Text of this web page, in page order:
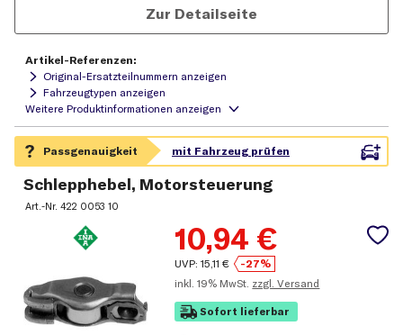
Zur Detailseite
Artikel-Referenzen:
Original-Ersatzteilnummern anzeigen
Fahrzeugtypen anzeigen
Schlepphebel, Motorsteuerung
Art.-Nr.422 0053 10
10,94 €
UVP:15,11 €
-27%
inkl. 19% MwSt. zzgl. Versand
Sofort lieferbar